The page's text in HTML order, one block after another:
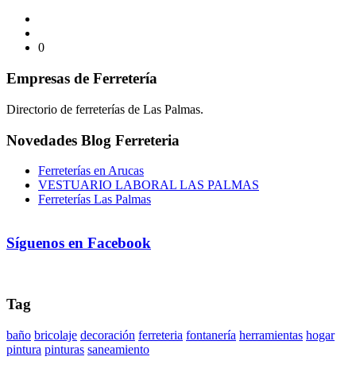
0
Empresas de Ferretería
Directorio de ferreterías de Las Palmas.
Novedades Blog Ferreteria
Ferreterías en Arucas
VESTUARIO LABORAL LAS PALMAS
Ferreterías Las Palmas
Síguenos en Facebook
Tag
baño bricolaje decoración ferreteria fontanería herramientas hogar
pintura pinturas saneamiento